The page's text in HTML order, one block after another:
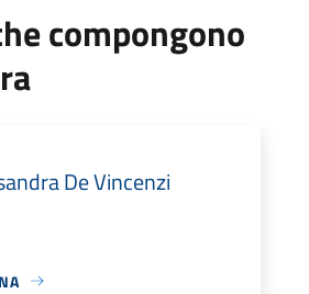
compongono
De Vincenzi